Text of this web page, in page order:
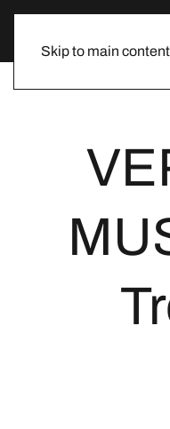
Skip to main content